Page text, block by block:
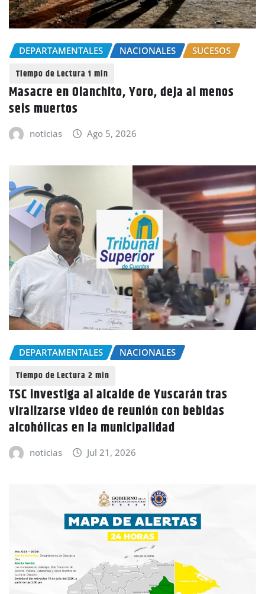
DEPARTAMENTALES NACIONALES SUCESOS
Masacre en Olanchito, Yoro, deja al menos
seis muertos
noticias Ago 5, 2026
DEPARTAMENTALES NACIONALES
TSC investiga al alcalde de Yuscarán tras
viralizarse video de reunión con bebidas
alcohólicas en la municipalidad
noticias Jul 21, 2026